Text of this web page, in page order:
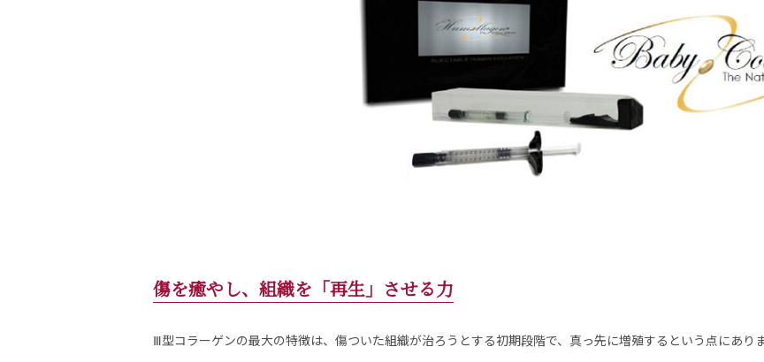
傷を癒やし、組織を「再生」させる力
Ⅲ型コラーゲンの最大の特徴は、傷ついた組織が治ろうとする初期段階で、真っ先に増殖するという点にありま